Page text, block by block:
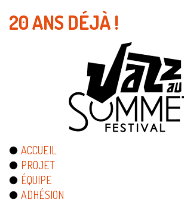
20 ANS DÉJÀ !
ACCUEIL
PROJET
ÉQUIPE
ADHÉSION